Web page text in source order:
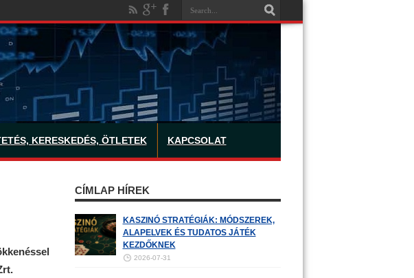
KERESKEDÉS, ÖTLETEK KAPCSOLAT
CÍMLAP HÍREK
KASZINÓ STRATÉGIÁK: MÓDSZEREK,
ALAPELVEK ÉS TUDATOS JÁTÉK
KEZDŐKNEK
2026-07-31